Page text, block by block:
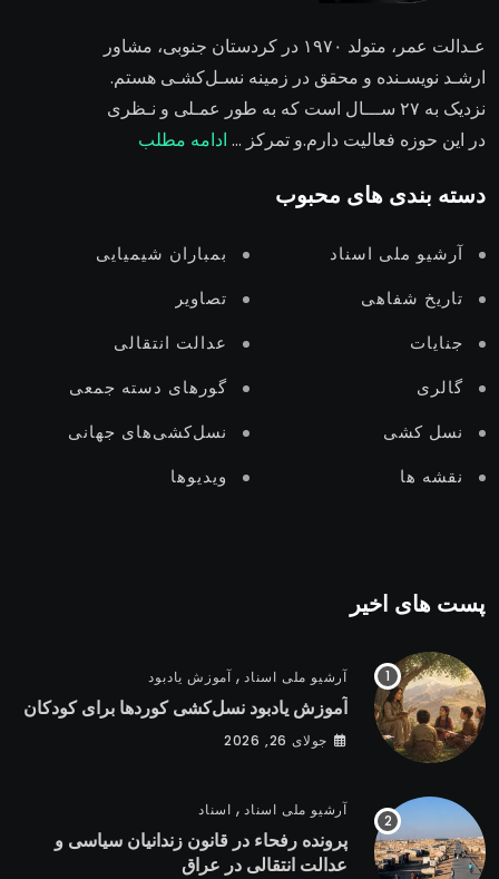
عـدالت عمر، متولد ۱۹۷۰ در کردستان جنوبی، مشاور
ارشـد نویسـنده و محقق در زمینه نسـل‌کشـی هستم.
نزدیک به ۲٧ ســـال است که به طور عمـلی و نـظری
در این حوزه فعالیت دارم.و تمرکز … ادامه مطلب
دسته بندی های محبوب
آرشیو ملی اسناد بمباران شیمیایی
تاریخ شفاهی تصاویر
جنایات عدالت انتقالى
گالری گورهای دستە جمعی
نسل‌ کشی نسل‌کشی‌های جهانی
نقشه ها ویدیوها
پست های اخیر
آرشیو ملی اسناد , آموزش یادبود
آموزش یادبود نسل‌کشی کوردها برای کودکان
جولای 26, 2026
آرشیو ملی اسناد , اسناد
پرونده رفحاء در قانون زندانیان سیاسی و
عدالت انتقالی در عراق